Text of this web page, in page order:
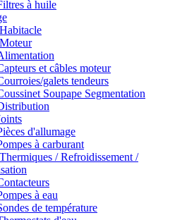
à huile
et câbles moteur
galets tendeurs
Soupape Segmentation
d'allumage
à carburant
/ Refroidissement /
à eau
de température